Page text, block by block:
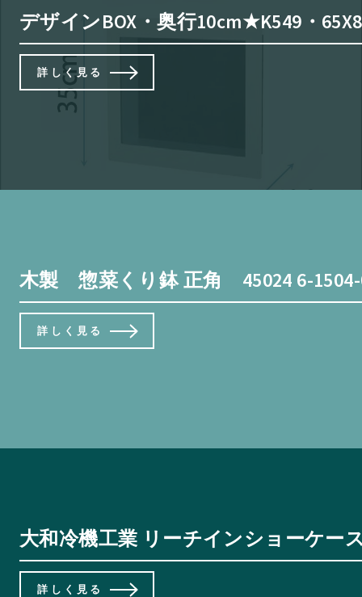
デザインBOX・奥行10cm★K549・
詳しく見る
木製 惣菜くり鉢 正角 45024 6-1504-
詳しく見る
大和冷機工業 リーチインショーケー
詳しく見る